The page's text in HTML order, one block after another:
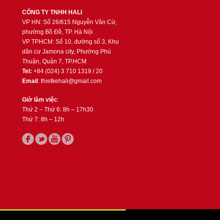
CÔNG TY TNHH HALI
VP HN: Số 26/615 Nguyễn Văn Cừ,
phường Bồ Đề, TP. Hà Nội
VP TPHCM: Số 10, đường số 3, Khu
dân cư Jamona city, Phường Phú
Thuận, Quận 7, TP.HCM
Tel: +84 (024) 3 710 1319 / 20
Email : thietkehali@gmail.com
Giờ làm việc:
Thứ 2 – Thứ 6: 8h – 17h30
Thứ 7: 8h – 12h